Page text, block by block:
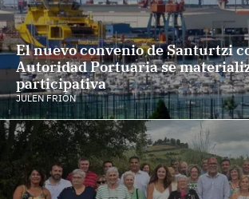
El nuevo convenio de Santurtzi
Autoridad Portuaria se
participativa
JULEN FRIÓN